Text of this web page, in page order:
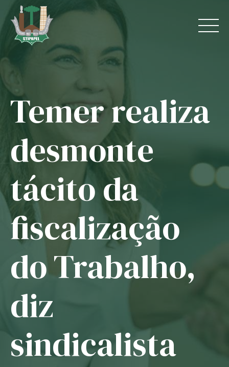
to
content
Home
Jurídico
Convênios
Notícias
Associe-se
Temer realiza
desmonte
tácito da
fiscalização
do Trabalho,
diz
sindicalista